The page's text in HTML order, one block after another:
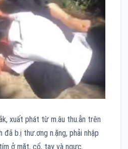
xuất phát từ m.âu thu.ẫn trên
đã b.ị thư.ơng n.ặng, phải nhập
ở mặt, cổ, tay và ngực.